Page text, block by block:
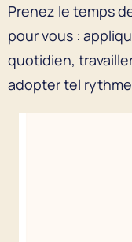
Prenez le temps
pour vous :
quotidien,
adopter tel